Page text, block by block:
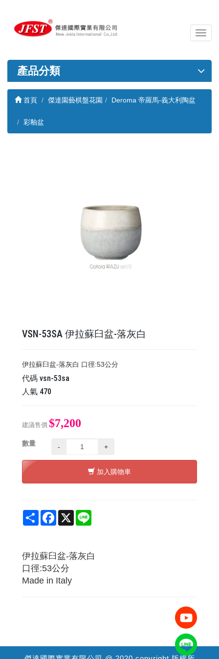
導
覽
關
產品分類
首頁 傑達園藝棋盤花園 Deroma 帝羅馬-義大利陶盆
彩釉盆
VSN-53SA 伊拉蘇臼盆-落灰白
伊拉蘇臼盆-落灰白 口徑:53公分
代碼 vsn-53sa
人氣 470
建議售價 $7,200
數量 - +
加入購物車
Share Facebook
X
伊拉蘇臼盆-落灰白
口徑:53公分
Made in Italy